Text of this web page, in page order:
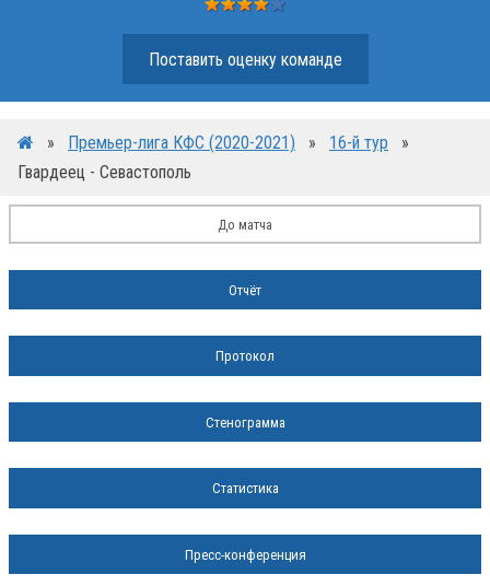
Поставить оценку команде
» Премьер-лига КФС (2020-2021) » 16-й тур
»
Гвардеец - Севастополь
До матча
Отчёт
Протокол
Стенограмма
Статистика
Пресс-конференция